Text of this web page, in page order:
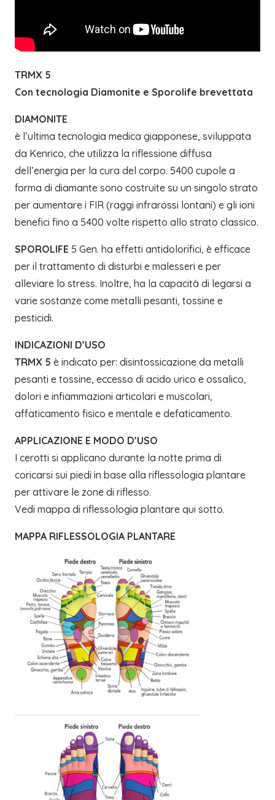
TRMX 5
Con tecnologia Diamonite e Sporolife brevettata
DIAMONITE
è l’ultima tecnologia medica giapponese, sviluppata
da Kenrico, che utilizza la riflessione diffusa
dell’energia per la cura del corpo. 5400 cupole a
forma di diamante sono costruite su un singolo strato
per aumentare i FIR (raggi infrarossi lontani) e gli ioni
benefici fino a 5400 volte rispetto allo strato classico.
SPOROLIFE 5 Gen. ha effetti antidolorifici, è efficace
per il trattamento di disturbi e malesseri e per
alleviare lo stress. Inoltre, ha la capacità di legarsi a
varie sostanze come metalli pesanti, tossine e
pesticidi.
INDICAZIONI D’USO
TRMX 5 è indicato per: disintossicazione da metalli
pesanti e tossine, eccesso di acido urico e ossalico,
dolori e infiammazioni articolari e muscolari,
affaticamento fisico e mentale e defaticamento.
APPLICAZIONE E MODO D’USO
I cerotti si applicano durante la notte prima di
coricarsi sui piedi in base alla riflessologia plantare
per attivare le zone di riflesso.
Vedi mappa di riflessologia plantare qui sotto.
MAPPA RIFLESSOLOGIA PLANTARE